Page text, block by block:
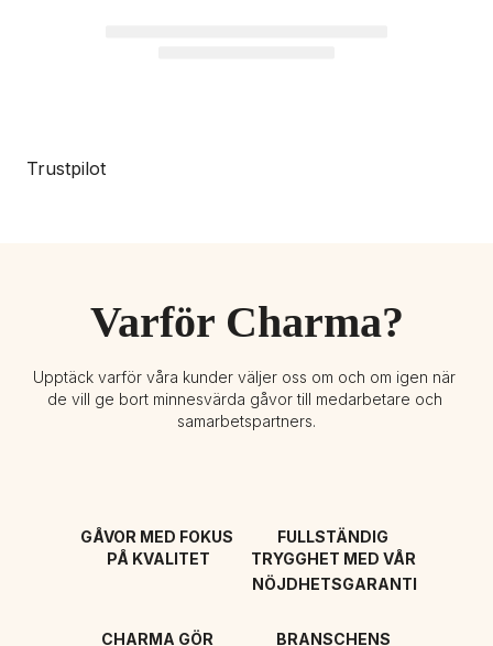
Trustpilot
Varför Charma?
Upptäck varför våra kunder väljer oss om och om igen när
de vill ge bort minnesvärda gåvor till medarbetare och
samarbetspartners.
GÅVOR MED FOKUS
PÅ KVALITET
FULLSTÄNDIG
TRYGGHET MED VÅR
NÖJDHETSGARANTI
CHARMA GÖR BRANSCHENS